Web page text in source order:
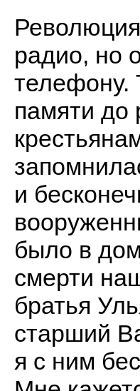
радио, но
телефону.
памяти до
и
было в
смерти
братья
старший
я с ним